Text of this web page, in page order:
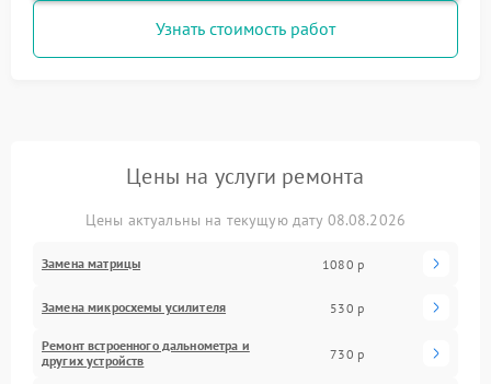
Узнать стоимость работ
Цены на услуги ремонта
Цены актуальны на текущую дату 08.08.2026
Замена матрицы 1080 р
Замена микросхемы усилителя 530 р
Ремонт встроенного дальнометра и
других устройств
730 р